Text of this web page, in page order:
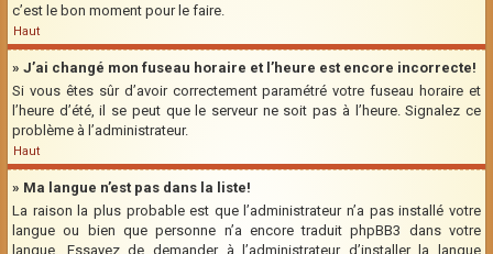
c’est le bon moment pour le faire.
Haut
» J’ai changé mon fuseau horaire et l’heure est encore incorrecte!
Si vous êtes sûr d’avoir correctement paramétré votre fuseau horaire et
l’heure d’été, il se peut que le serveur ne soit pas à l’heure. Signalez ce
problème à l’administrateur.
Haut
» Ma langue n’est pas dans la liste!
La raison la plus probable est que l’administrateur n’a pas installé votre
langue ou bien que personne n’a encore traduit phpBB3 dans votre
langue. Essayez de demander à l’administrateur d’installer la langue